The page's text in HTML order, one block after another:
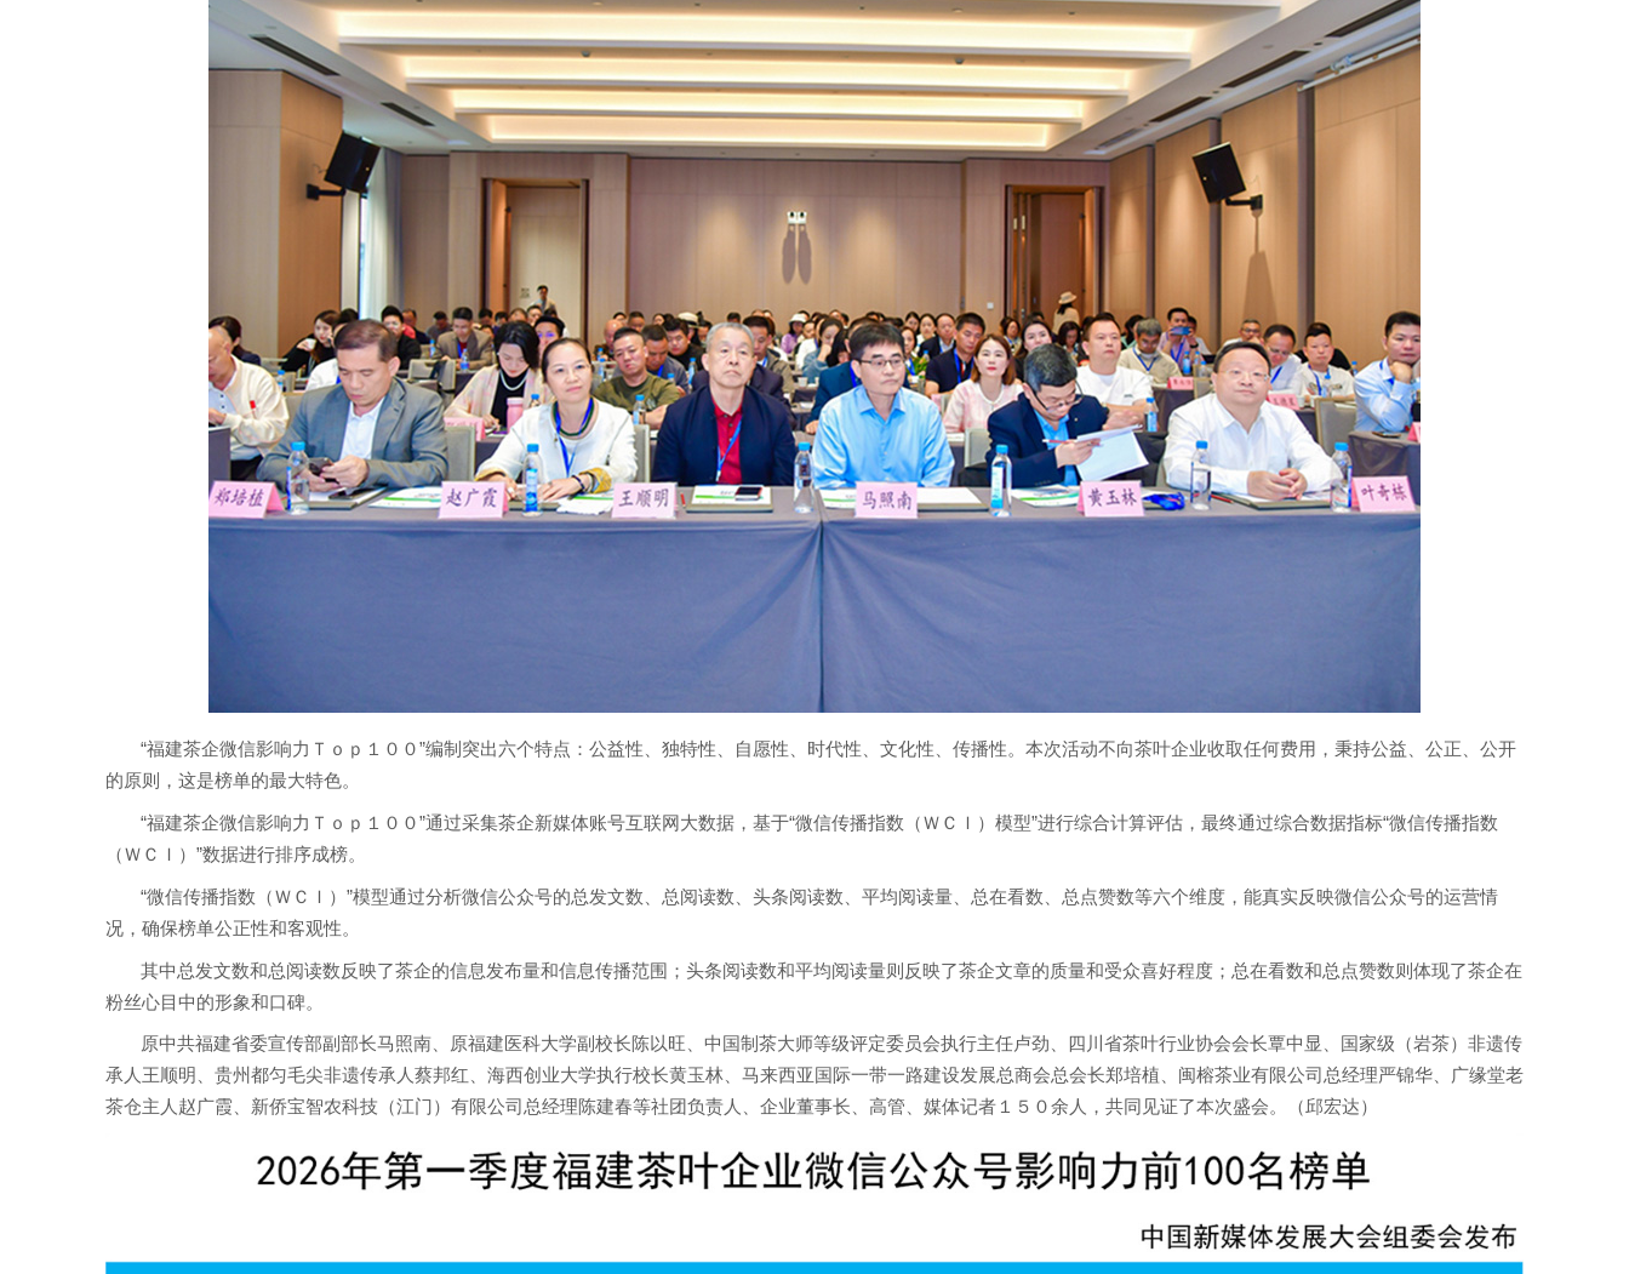
“福建茶企微信影响力Ｔｏｐ１００”编制突出六个特点：公益性、独特性、自愿性、时代性、文化性、传播性。本次活动不向茶叶企业收取任何费用，秉持公益、公正、公开
的原则，这是榜单的最大特色。
“福建茶企微信影响力Ｔｏｐ１００”通过采集茶企新媒体账号互联网大数据，基于“微信传播指数（ＷＣＩ）模型”进行综合计算评估，最终通过综合数据指标“微信传播指数
（ＷＣＩ）”数据进行排序成榜。
“微信传播指数（ＷＣＩ）”模型通过分析微信公众号的总发文数、总阅读数、头条阅读数、平均阅读量、总在看数、总点赞数等六个维度，能真实反映微信公众号的运营情
况，确保榜单公正性和客观性。
其中总发文数和总阅读数反映了茶企的信息发布量和信息传播范围；头条阅读数和平均阅读量则反映了茶企文章的质量和受众喜好程度；总在看数和总点赞数则体现了茶企在
粉丝心目中的形象和口碑。
原中共福建省委宣传部副部长马照南、原福建医科大学副校长陈以旺、中国制茶大师等级评定委员会执行主任卢劲、四川省茶叶行业协会会长覃中显、国家级（岩茶）非遗传
承人王顺明、贵州都匀毛尖非遗传承人蔡邦红、海西创业大学执行校长黄玉林、马来西亚国际一带一路建设发展总商会总会长郑培植、闽榕茶业有限公司总经理严锦华、广缘堂老
茶仓主人赵广霞、新侨宝智农科技（江门）有限公司总经理陈建春等社团负责人、企业董事长、高管、媒体记者１５０余人，共同见证了本次盛会。（邱宏达）